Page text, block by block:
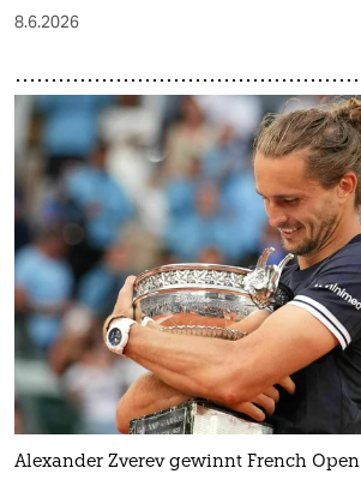
8.6.2026
Alexander Zverev gewinnt French Open